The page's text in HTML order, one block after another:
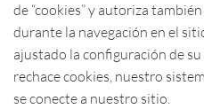
de “cookies” y autoriza
durante la navegación en el
ajustado la configuración de
rechace cookies, nuestro
se conecte a nuestro sitio.